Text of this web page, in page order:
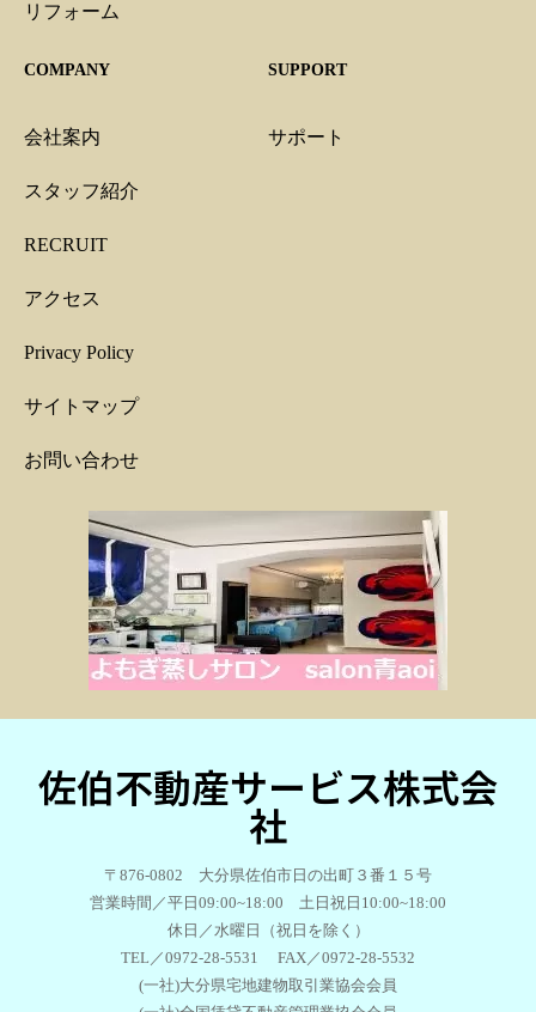
リフォーム
COMPANY
会社案内
スタッフ紹介
RECRUIT
アクセス
Privacy Policy
サイトマップ
お問い合わせ
SUPPORT
サポート
佐伯不動産サービス株式会
社
〒876-0802 大分県佐伯市日の出町３番１５号
営業時間／平日09:00~18:00 土日祝日10:00~18:00
休日／水曜日（祝日を除く）
TEL／0972-28-5531 FAX／0972-28-5532
(一社)大分県宅地建物取引業協会会員